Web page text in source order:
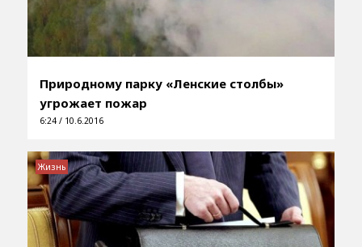
Природному парку «Ленские столбы»
угрожает пожар
6:24 / 10.6.2016
Жизнь